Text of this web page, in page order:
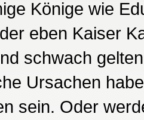
Könige wie
eben Kaiser
schwach
Ursachen
sein. Oder